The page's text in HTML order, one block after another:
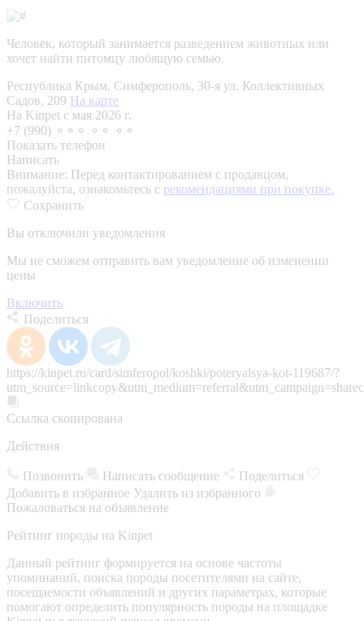
Человек, который занимается разведением животных или
хочет найти питомцу любящую семью.
Республика Крым, Симферополь, 30-я ул. Коллективных
Садов, 209 На карте
На Kinpet c мая 2026 г.
+7 (990) ⚬⚬⚬ ⚬⚬ ⚬⚬
Показать телефон
Написать
Внимание: Перед контактированием с продавцом,
пожалуйста, ознакомьтесь с рекомендациями при покупке.
Сохранить
Вы отключили уведомления
Мы не сможем отправить вам уведомление об изменении
цены
Включить
Поделиться
https://kinpet.ru/card/simferopol/koshki/poteryalsya-kot-119687/?
Ссылка скопирована
Действия
Позвонить Написать сообщение
Поделиться
Добавить в избранное Удалить из избранного
Пожаловаться на объявление
Рейтинг породы на Kinpet
Данный рейтинг формируется на основе частоты
упоминаний, поиска породы посетителями на сайте,
посещаемости объявлений и других параметрах, которые
помогают определить популярность породы на площадке